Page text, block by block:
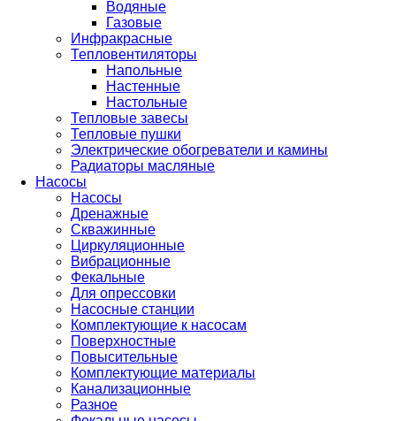
Водяные
Газовые
Инфракрасные
Тепловентиляторы
Напольные
Настенные
Настольные
Тепловые завесы
Тепловые пушки
Электрические обогреватели и камины
Радиаторы масляные
Насосы
Насосы
Дренажные
Скважинные
Циркуляционные
Вибрационные
Фекальные
Для опрессовки
Насосные станции
Комплектующие к насосам
Поверхностные
Повысительные
Комплектующие материалы
Канализационные
Разное